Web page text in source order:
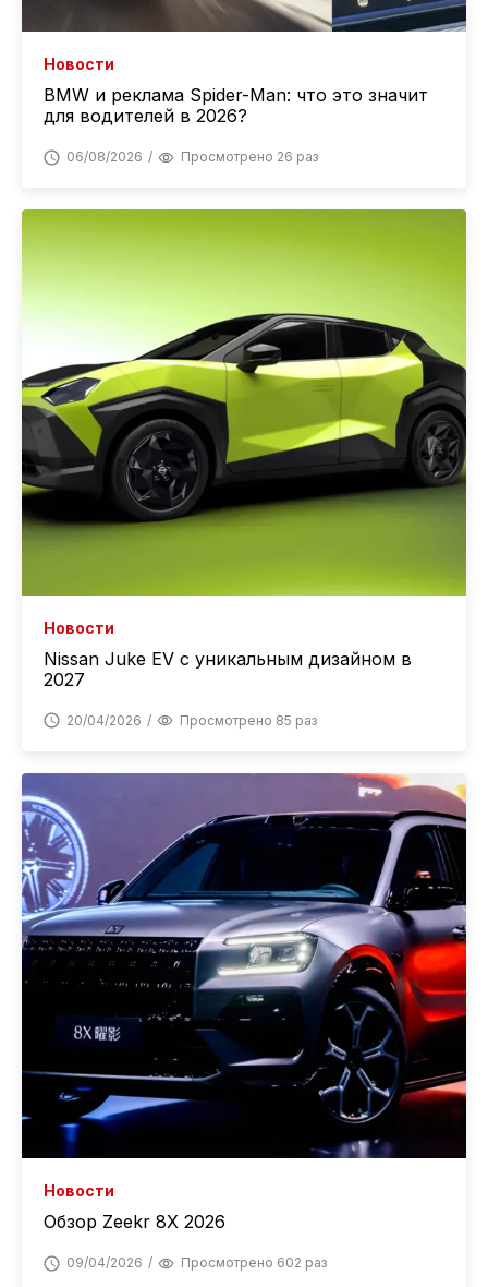
Новости
BMW и реклама Spider-Man: что это значит
для водителей в 2026?
06/08/2026 Просмотрено 26 раз
Новости
Nissan Juke EV с уникальным дизайном в
2027
20/04/2026 Просмотрено 85 раз
Новости
Обзор Zeekr 8X 2026
09/04/2026 Просмотрено 602 раз